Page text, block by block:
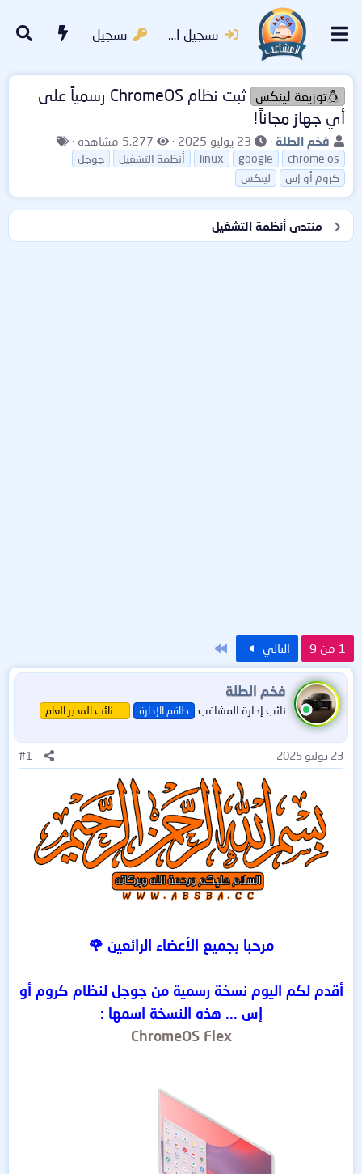
تسجيل الدخول تسجيل
توزيعة لينكس
ثبت نظام ChromeOS رسمياً على
أي جهاز مجاناً!
ب
ا
د
ئ
ا
م
فخم الطلة
ت
ا
ر
ي
خ
ا
ل
23 يوليو 2025
ا
ل
ا
د
5,277 مشاهدة
ا
و
chrome os
google
linux أنظمة التشغيل
جوجل
كروم أو إس
لينكس
منتدى أنظمة التشغيل
1 من 9 التالي
فخم الطلة
نائب إدارة المشاغب طاقم الإدارة نائب المدير العام
23 يوليو 2025 #1
مرحبا بجميع الأعضاء الرائعين 🌹
أقدم لكم اليوم نسخة رسمية من جوجل لنظام كروم أو
إس ... هذه النسخة اسمها :
ChromeOS Flex